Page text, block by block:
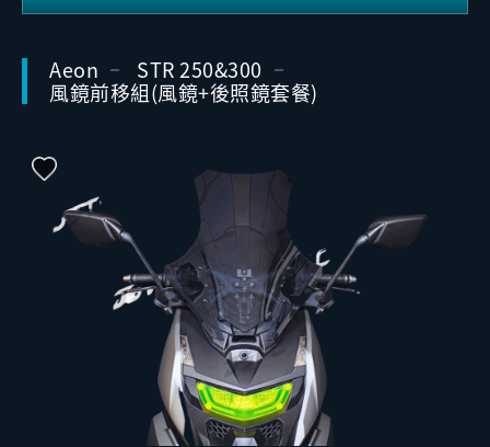
Aeon STR 250&300
風鏡前移組(風鏡+後照鏡套餐)